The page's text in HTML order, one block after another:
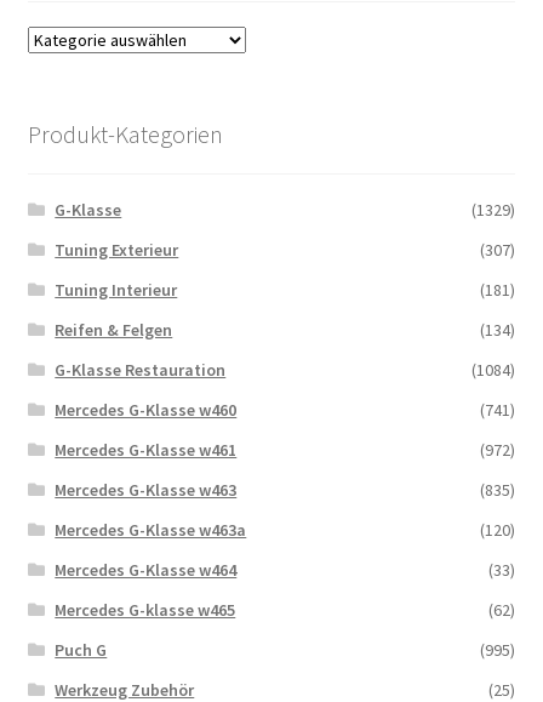
Produkt-Kategorien
G-Klasse
(1329)
Tuning Exterieur
(307)
Tuning Interieur
(181)
Reifen & Felgen
(134)
G-Klasse Restauration
(1084)
Mercedes G-Klasse w460
(741)
Mercedes G-Klasse w461
(972)
Mercedes G-Klasse w463
(835)
Mercedes G-Klasse w463a
(120)
Mercedes G-Klasse w464
(33)
Mercedes G-klasse w465
(62)
Puch G
(995)
Werkzeug Zubehör
(25)